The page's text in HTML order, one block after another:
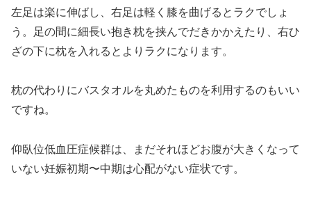
左足は楽に伸ばし、右足は軽く膝を曲げるとラクでしょ
う。足の間に細長い抱き枕を挟んでだきかかえたり、右ひ
ざの下に枕を入れるとよりラクになります。
枕の代わりにバスタオルを丸めたものを利用するのもいい
ですね。
仰臥位低血圧症候群は、まだそれほどお腹が大きくなって
いない妊娠初期〜中期は心配がない症状です。